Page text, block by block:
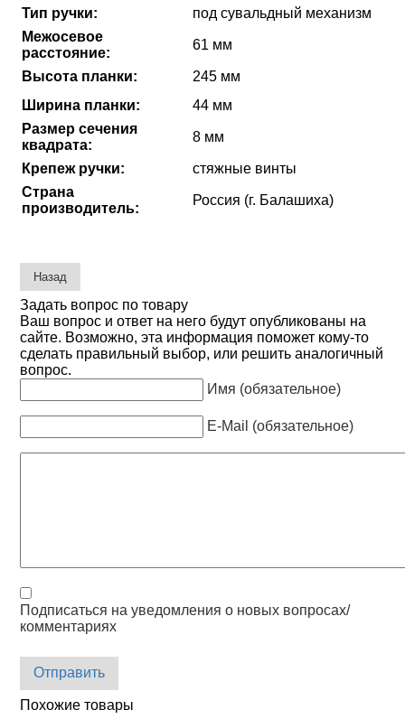
Тип ручки:
под сувальдный механизм
Межосевое
расстояние:
61 мм
Высота планки:
245 мм
Ширина планки:
44 мм
Размер сечения
квадрата:
8 мм
Крепеж ручки:
стяжные винты
Страна
производитель:
Россия (г. Балашиха)
Задать вопрос по товару
Ваш вопрос и ответ на него будут опубликованы на
сайте. Возможно, эта информация поможет кому-то
сделать правильный выбор, или решить аналогичный
вопрос.
Имя (обязательное)
E-Mail (обязательное)
Подписаться на уведомления о новых вопросах/
комментариях
Отправить
Похожие товары